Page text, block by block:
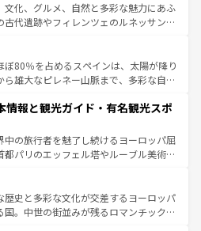
文化、グルメ、自然と多彩な魅力にあふ
古代遺跡やフィレンツェのルネッサンス
の美しい田園風景やアマルフィ海岸の絶
も見逃せない。観光の合間には、本場の
、絶品のイタリア料理を堪能することも
リアで、忘れられない旅をしてみよう！
ア情報は
ぼ80％を占めるスペインは、太陽が降り
ら雄大なピレネー山脈まで、多彩な自然
国では、情熱的なフラメンコ、熱気あふ
美味しいタパスが生活の一部となってい
ドの洗練された雰囲気や、バルセロナの
角から、地方では古代ローマ遺跡や中世
て風土や気候が異なるスペインはその個
性で訪れる人を魅了する。 なお、新着のスペイン情報は コ
照してほしい。
情報と観光ガイド・有名観光スポ
中の旅行者を魅了し続けるヨーロッパ屈
都パリのエッフェル塔やルーブル美術館
詰まっている。華麗な宮殿、歴史的な大
チ、そして豊かな自然が、訪れる者を心
た、フランスは美食の国としても知ら
歴史と多彩な文化が交差するヨーロッパ
国。中世の街並みが残るロマンチック街